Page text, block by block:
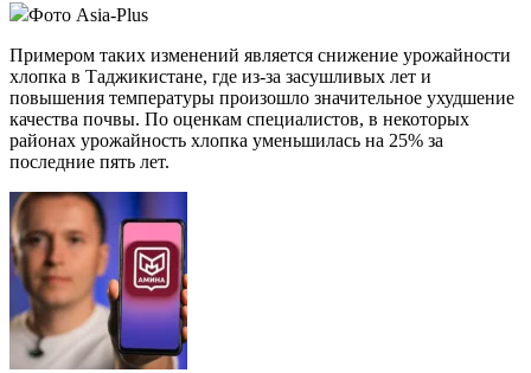
Фото Asia-Plus
Примером таких изменений является снижение урожайности
хлопка в Таджикистане, где из-за засушливых лет и
повышения температуры произошло значительное ухудшение
качества почвы. По оценкам специалистов, в некоторых
районах урожайность хлопка уменьшилась на 25% за
последние пять лет.